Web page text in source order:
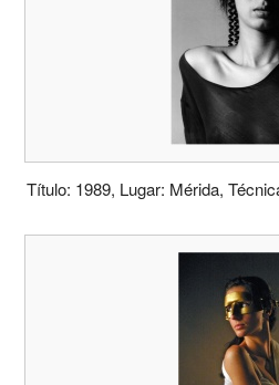
Título: 1989, Lugar: Mérida,